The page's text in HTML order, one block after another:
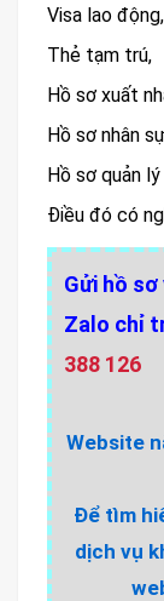
Visa lao động,
Thẻ tạm trú,
Hồ sơ xuất
Hồ sơ nhân
Hồ sơ quản
Điều đó có
Gửi hồ sơ
Zalo chỉ
388 126
Website
Để tìm
dịch vụ